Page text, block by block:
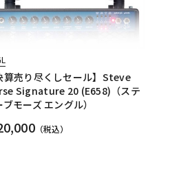
算売り尽くしセール】Steve
Signature 20 (E658)（ステ
ブモーズ エングル）
（税込）